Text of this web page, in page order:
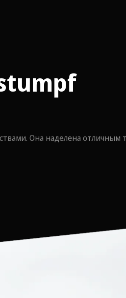
Она наделена отличным